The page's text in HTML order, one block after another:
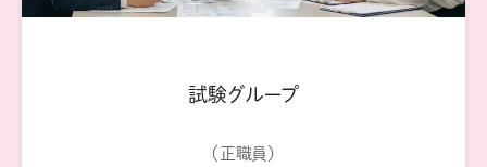
試験グループ
（正職員）